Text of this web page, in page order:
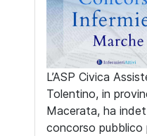
L’ASP Civica
Tolentino, in
Macerata, ha
concorso pubblico